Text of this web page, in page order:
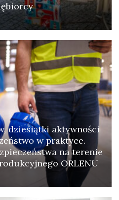
dziesiątki aktywności
w praktyce.
na terenie
ORLENU